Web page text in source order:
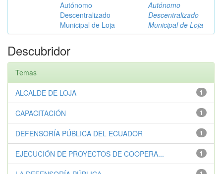
Autónomo
Descentralizado
Municipal de Loja
Autónomo
Descentralizado
Municipal de Loja
Descubridor
Temas
1
ALCALDE DE LOJA
1
CAPACITACIÓN
1
DEFENSORÍA PÚBLICA DEL ECUADOR
1
EJECUCIÓN DE PROYECTOS DE COOPERA...